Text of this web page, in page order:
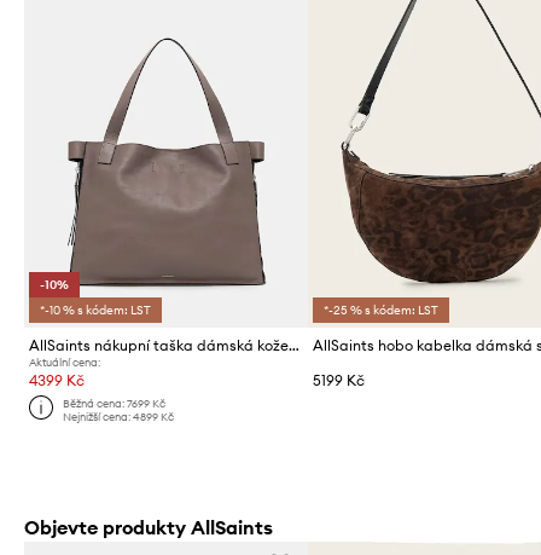
-10%
*-10 % s kódem: LST
AllSaints nákupní taška dámská kožená MARLO
Aktuální cena:
4399 Kč
Běžná cena:7699 Kč
Nejnižší cena:4899 Kč
*-25 % s kódem: LST
5199 Kč
Objevte produkty AllSaints